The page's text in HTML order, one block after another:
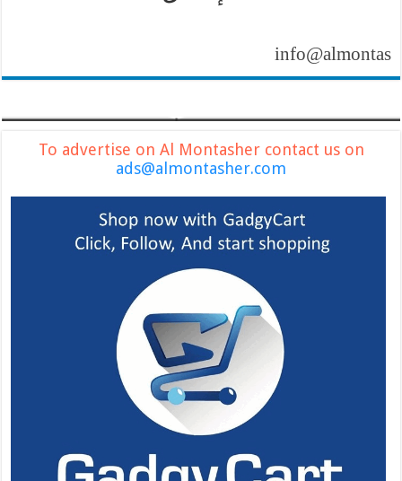
info@almontasher.com
To advertise on Al Montasher contact us on
ads@almontasher.com